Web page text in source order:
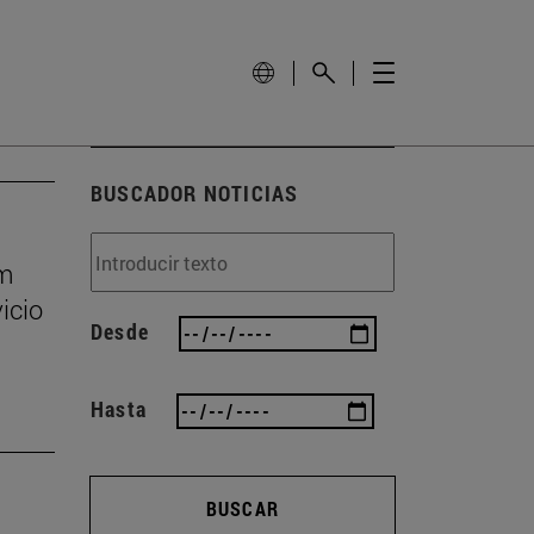
BUSCADOR NOTICIAS
Desde
Hasta
BUSCAR